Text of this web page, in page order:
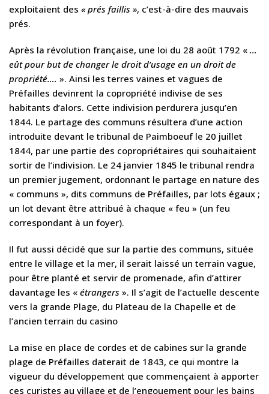
exploitaient des « prés faillis », c’est-à-dire des mauvais
prés.
Après la révolution française, une loi du 28 août 1792 « …
eût pour but de changer le droit d’usage en un droit de
propriété…. ». Ainsi les terres vaines et vagues de
Préfailles devinrent la copropriété indivise de ses
habitants d’alors. Cette indivision perdurera jusqu’en
1844. Le partage des communs résultera d’une action
introduite devant le tribunal de Paimboeuf le 20 juillet
1844, par une partie des copropriétaires qui souhaitaient
sortir de l’indivision. Le 24 janvier 1845 le tribunal rendra
un premier jugement, ordonnant le partage en nature des
« communs », dits communs de Préfailles, par lots égaux ;
un lot devant être attribué à chaque « feu » (un feu
correspondant à un foyer).
Il fut aussi décidé que sur la partie des communs, située
entre le village et la mer, il serait laissé un terrain vague,
pour être planté et servir de promenade, afin d’attirer
davantage les « étrangers ». Il s’agit de l’actuelle descente
vers la grande Plage, du Plateau de la Chapelle et de
l’ancien terrain du casino
La mise en place de cordes et de cabines sur la grande
plage de Préfailles daterait de 1843, ce qui montre la
vigueur du développement que commençaient à apporter
ces curistes au village et de l’engouement pour les bains